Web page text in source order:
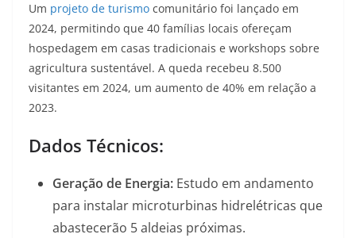
Um projeto de turismo comunitário foi lançado em
2024, permitindo que 40 famílias locais ofereçam
hospedagem em casas tradicionais e workshops sobre
agricultura sustentável. A queda recebeu 8.500
visitantes em 2024, um aumento de 40% em relação a
2023.
Dados Técnicos:
Geração de Energia: Estudo em andamento
para instalar microturbinas hidrelétricas que
abastecerão 5 aldeias próximas.